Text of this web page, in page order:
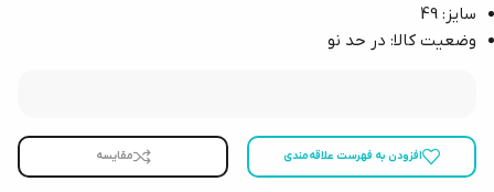
سایز: 49
وضعیت کالا: در حد نو
افزودن به فهرست علاقه‌مندی مقایسه